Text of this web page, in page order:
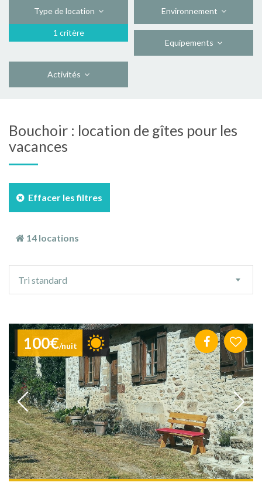
Type de location
1 critère
Environnement
Equipements
Activités
Bouchoir : location de gîtes pour les
vacances
Effacer les filtres
14 locations
tri
Tri standard
100€/nuit